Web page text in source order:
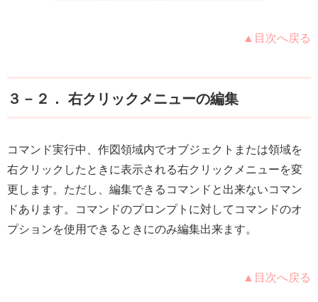
▲目次へ戻る
３－２． 右クリックメニューの編集
コマンド実行中、作図領域内でオブジェクトまたは領域を
右クリックしたときに表示される右クリックメニューを変
更します。ただし、編集できるコマンドと出来ないコマン
ドあります。コマンドのプロンプトに対してコマンドのオ
プションを使用できるときにのみ編集出来ます。
▲目次へ戻る